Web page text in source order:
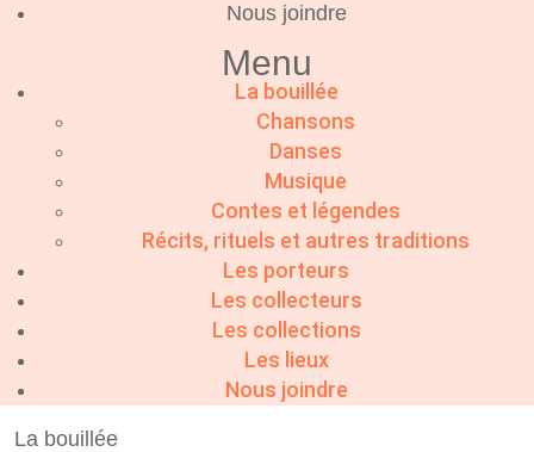
Nous joindre
Menu
La bouillée
Chansons
Danses
Musique
Contes et légendes
Récits, rituels et autres traditions
Les porteurs
Les collecteurs
Les collections
Les lieux
Nous joindre
La bouillée